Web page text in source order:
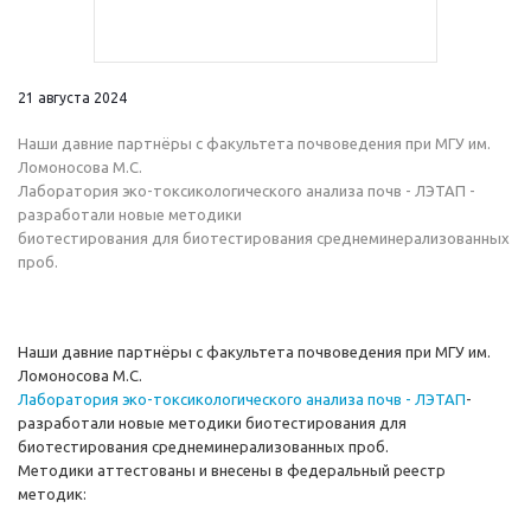
21 августа 2024
Наши давние партнёры с факультета почвоведения при МГУ им.
Ломоносова М.С.
Лаборатория эко-токсикологического анализа почв - ЛЭТАП -
разработали новые методики
биотестирования для биотестирования среднеминерализованных
проб.
Наши давние партнёры с факультета почвоведения при МГУ им.
Ломоносова М.С.
Лаборатория эко-токсикологического анализа почв - ЛЭТАП-
разработали новые методики биотестирования для
биотестирования среднеминерализованных проб.
Методики аттестованы и внесены в федеральный реестр
методик: